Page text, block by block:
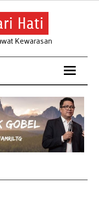
Hati
Kewarasan